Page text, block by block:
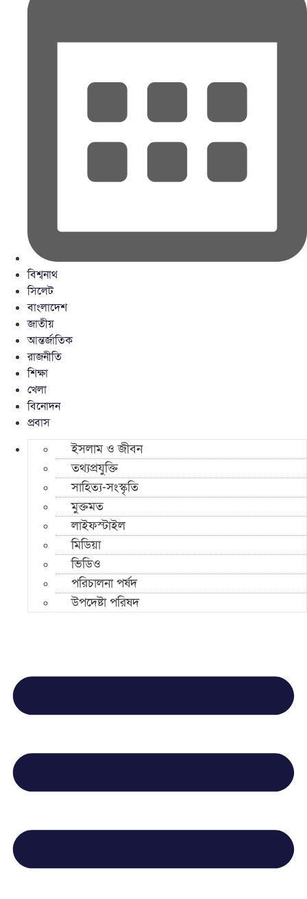
বিশ্বনাথ
সিলেট
বাংলাদেশ
জাতীয়
আন্তর্জাতিক
রাজনীতি
শিক্ষা
খেলা
বিনোদন
প্রবাস
ইসলাম ও জীবন
তথ্যপ্রযুক্তি
সাহিত্য-সংস্কৃতি
মুক্তমত
লাইফস্টাইল
মিডিয়া
ভিডিও
পরিচালনা পর্ষদ
উপদেষ্টা পরিষদ